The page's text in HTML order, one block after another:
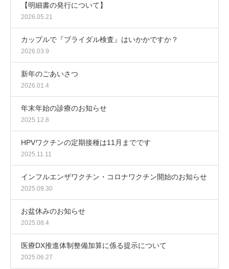
【明細書の発行について】
2026.05.21
カップルで『ブライダル検査』はいかかですか？
2026.03.9
新年のごあいさつ
2026.01.4
年末年始の診療のお知らせ
2025.12.8
HPVワクチンの定期接種は11月までです
2025.11.11
インフルエンザワクチン・コロナワクチン開始のお知らせ
2025.09.30
お盆休みのお知らせ
2025.08.4
医療DX推進体制整備加算に係る提示について
2025.06.27